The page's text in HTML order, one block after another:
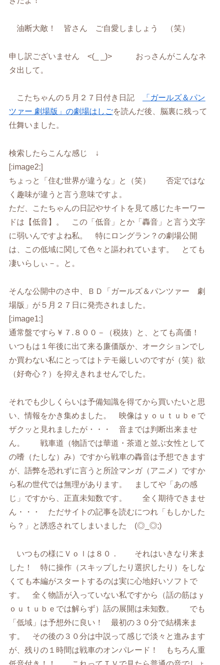
油断大敵！ 皆さん ご自愛しましょう （笑）
申し訳ございません <(_ _)> おっさんがこんなネ
タ出して。
こたちゃんの５月２７日付き日記
「ガールズ＆パン
ツァー 劇場版」の劇場はしごを読んだ後、脳裏に残って
仕舞いました。
検索したらこんな感じ ↓
[:image2:]
ちょっと「住む世界が違うな」と（笑） 否定ではな
く趣味が違うと言う意味ですよ。
ただ、こたちゃんの日記やサイトを見て感じたキーワー
ドは【低音】。 この「低音」とか「轟音」と言う文字
に弱いんですよね私。 特にロングラン？の劇場公開
は、この低域に関して色々と謳われています。 とても
凄いらしぃ－。と。
そんな公開中のさ中、ＢＤ「ガールズ＆パンツァー 劇
場版」が５月２７日に発売されました。
[:image1:]
通常盤ですら￥７.８００－（税抜）と、とても高価！
いつもは１年後に出て来る廉価版か、オークションでし
か買わない私にとってはトテモ厳しいのですが（笑）欲
（好奇心？）を抑えきれませんでした。
それでも少しくらいは予備知識を得てから買いたいと思
い、情報をかき集めました。 映像はｙｏｕｔｕｂｅで
ザクッと見れましたが・・・ 音までは判断出来ませ
ん。 戦車道（物語では華道・茶道と並ぶ女性として
の嗜（たしな）み）ですから戦車の轟音は予想できます
が、語弊を恐れずに言うと所詮マンガ（アニメ）ですか
ら私の世代では無理があります。 ましてや「あの感
じ」ですから、正直未知数です。 全く期待できませ
ん・・・ ただサイトの記事を読むにつれ「もしかした
ら？」と誘惑されてしまいました (◎_◎;)
いつもの様にＶｏｌは８０． それはいきなり来ま
した！ 特に操作（スキップしたり選択したり）をしな
くても本編がスタートするのは実に心地好いソフトで
す。 全く物語が入っていない私ですから（話の筋はｙ
ｏｕｔｕｂｅでは解らず）話の展開は未知数。 でも
「低域」は予想外に良い！ 最初の３０分で結構来ま
す。 その後の３０分は中説って感じで淡々と進みます
が、残りの１時間は戦車のオンパレード！ もちろん重